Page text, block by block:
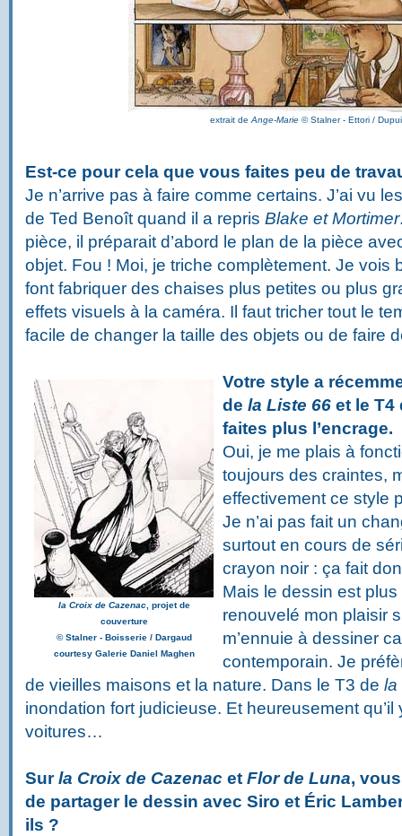
extrait de Ange-Marie ©Stalner - Ettori /
Est-ce pour cela que vous faites peu de
Je n’arrive pas à faire comme certains. J’ai vu
de Ted Benoît quand il a repris Blake et Mortimer
pièce, il préparait d’abord le plan de la pièce
objet. Fou ! Moi, je triche complètement. Je vois
font fabriquer des chaises plus petites ou plus
effets visuels à la caméra. Il faut tricher tout le
facile de changer la taille des objets ou de faire
la Croix de Cazenac, projet de
couverture
©Stalner - Boisserie / Dargaud
courtesy Galerie Daniel Maghen
Votre style a
de la Liste 66 et le T4
faites plus l’encrage.
Oui, je me plais à
toujours des craintes,
effectivement ce style
Je n’ai pas fait un
surtout en cours de
crayon noir : ça fait
Mais le dessin est
renouvelé mon plaisir
m’ennuie à dessiner
contemporain. Je
de vieilles maisons et la nature. Dans le T3 de la
inondation fort judicieuse. Et heureusement
voitures…
Surla Croix de Cazenac et Flor de Luna,
de partager le dessin avec Siro et Éric
ils ?